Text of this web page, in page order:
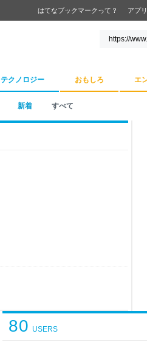
はてなブックマークって？ アプ
テクノロジー おもしろ エ
新着 すべて
80 USERS